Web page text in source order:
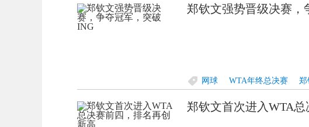
郑钦文强势晋级决赛，
网球 WTA年终总决赛 郑
郑钦文首次进入WTA